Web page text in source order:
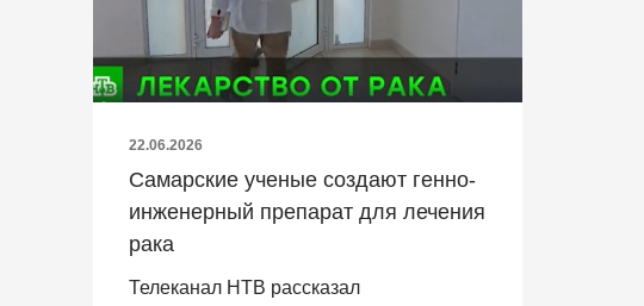
22.06.2026
Самарские ученые создают генно-
инженерный препарат для лечения
рака
Телеканал НТВ рассказал